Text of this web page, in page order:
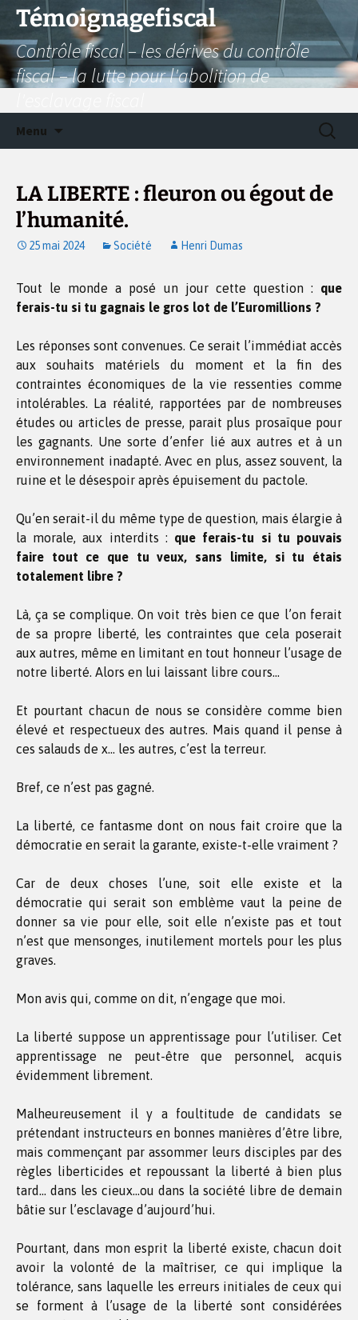
Aller
contenu
Témoignagefiscal
Contrôle fiscal – les dérives du contrôle
fiscal – la lutte pour l'abolition de
Menu
LA LIBERTE : fleuron ou égout de
l’humanité.
25 mai 2024 Société Henri Dumas
Tout le monde a posé un jour cette question : que
ferais-tu si tu gagnais le gros lot de l’Euromillions ?
Les réponses sont convenues. Ce serait l’immédiat accès
aux souhaits matériels du moment et la fin des
contraintes économiques de la vie ressenties comme
intolérables. La réalité, rapportées par de nombreuses
études ou articles de presse, parait plus prosaïque pour
les gagnants. Une sorte d’enfer lié aux autres et à un
environnement inadapté. Avec en plus, assez souvent, la
ruine et le désespoir après épuisement du pactole.
Qu’en serait-il du même type de question, mais élargie à
la morale, aux interdits : que ferais-tu si tu pouvais
faire tout ce que tu veux, sans limite, si tu étais
totalement libre ?
Là, ça se complique. On voit très bien ce que l’on ferait
de sa propre liberté, les contraintes que cela poserait
aux autres, même en limitant en tout honneur l’usage de
notre liberté. Alors en lui laissant libre cours…
Et pourtant chacun de nous se considère comme bien
élevé et respectueux des autres. Mais quand il pense à
ces salauds de x… les autres, c’est la terreur.
Bref, ce n’est pas gagné.
La liberté, ce fantasme dont on nous fait croire que la
démocratie en serait la garante, existe-t-elle vraiment ?
Car de deux choses l’une, soit elle existe et la
démocratie qui serait son emblème vaut la peine de
donner sa vie pour elle, soit elle n’existe pas et tout
n’est que mensonges, inutilement mortels pour les plus
graves.
Mon avis qui, comme on dit, n’engage que moi.
La liberté suppose un apprentissage pour l’utiliser. Cet
apprentissage ne peut-être que personnel, acquis
évidemment librement.
Malheureusement il y a foultitude de candidats se
prétendant instructeurs en bonnes manières d’être libre,
mais commençant par assommer leurs disciples par des
règles liberticides et repoussant la liberté à bien plus
tard… dans les cieux…ou dans la société libre de demain
bâtie sur l’esclavage d’aujourd’hui.
Pourtant, dans mon esprit la liberté existe, chacun doit
avoir la volonté de la maîtriser, ce qui implique la
tolérance, sans laquelle les erreurs initiales de ceux qui
se forment à l’usage de la liberté sont considérées